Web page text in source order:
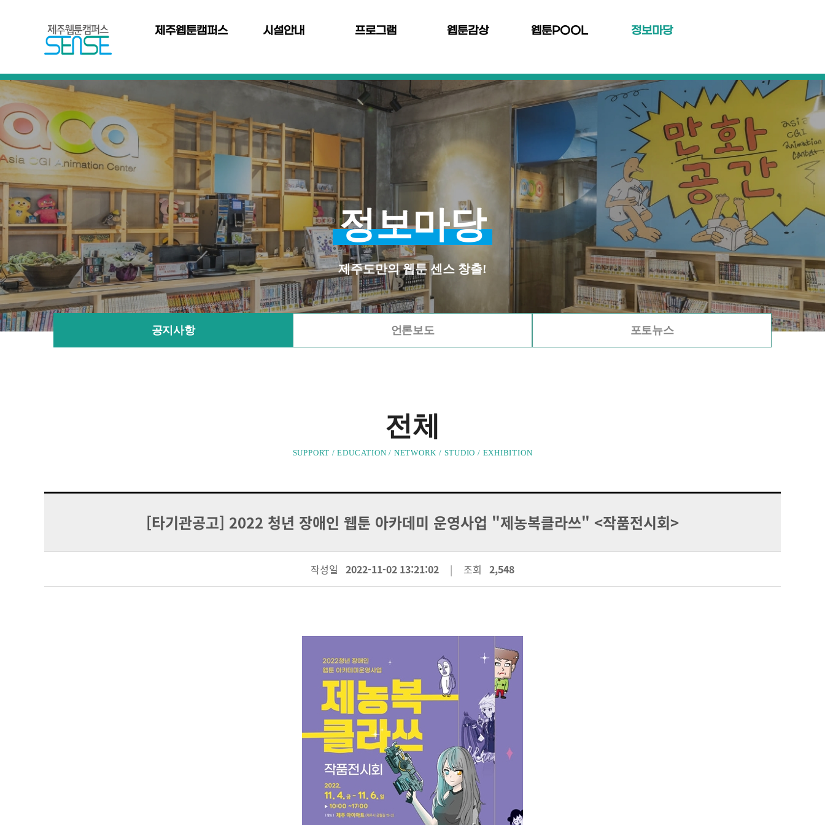
제주웹툰캠퍼스 시설안내 프로그램 웹툰감상 웹툰POOL 정보마당
정보마당
제주도만의 웹툰 센스 창출!
공지사항 언론보도 포토뉴스
전체
SUPPORT / EDUCATION / NETWORK / STUDIO / EXHIBITION
[타기관공고] 2022 청년 장애인 웹툰 아카데미 운영사업 "제농복클라쓰" <작품전시회>
작성일 2022-11-02 13:21:02 조회 2,548